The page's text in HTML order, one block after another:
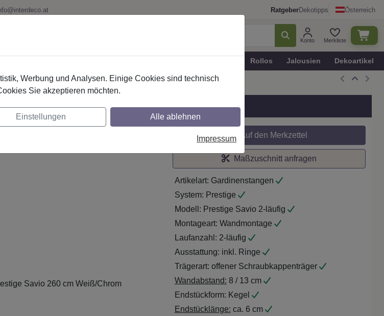
RatgeberDekotipps Österreich
Konto Merkliste
Rollos Jalousien Dekoartikel
Savio 260 cm Weiß/Chrom
Auf den Merkzettel
Maßzuschnitt anfragen
Artikelart: Gardinenstangen
System: Prestige
Modell: Prestige Savio 2-läufig
Montageart: Wandmontage
Laufanzahl: 2-läufig
Ausstattung: inkl. Ringe
Trägerart: offener Schraubkappenträger
Wandabstand: 8 / 13 cm
Endstückform: Kegel
Endstücklänge: ca. 6 cm
Werbung und Analysen. Einige Cookies sind technisch
Sie akzeptieren möchten.
Einstellungen Alle ablehnen
Impressum